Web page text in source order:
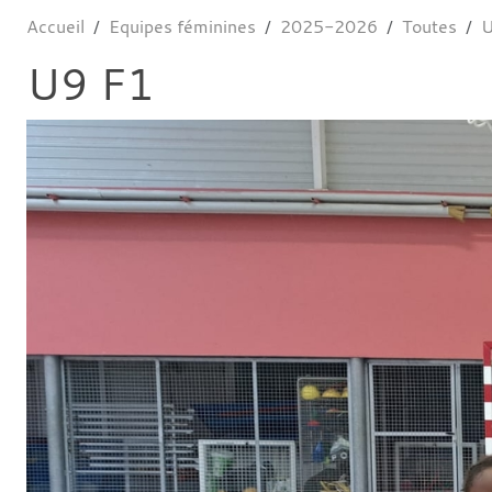
Accueil Equipes féminines 2025-2026 Toutes
U9 F1